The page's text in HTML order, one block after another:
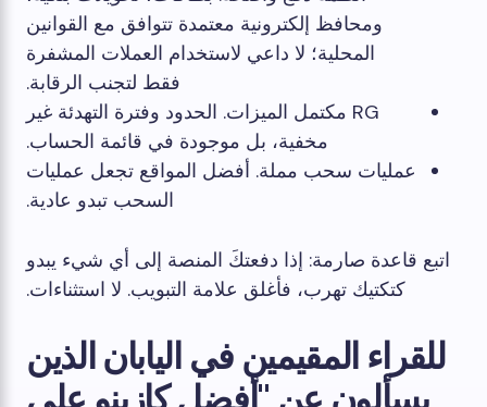
ومحافظ إلكترونية معتمدة تتوافق مع القوانين
المحلية؛ لا داعي لاستخدام العملات المشفرة
فقط لتجنب الرقابة.
RG مكتمل الميزات. الحدود وفترة التهدئة غير
مخفية، بل موجودة في قائمة الحساب.
عمليات سحب مملة. أفضل المواقع تجعل عمليات
السحب تبدو عادية.
اتبع قاعدة صارمة: إذا دفعتكَ المنصة إلى أي شيء يبدو
كتكتيك تهرب، فأغلق علامة التبويب. لا استثناءات.
للقراء المقيمين في اليابان الذين